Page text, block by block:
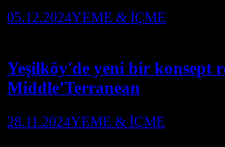
05.12.2024YEME & İÇME
Yeşilköy'de yeni bir konsept
Middle’Terranean
28.11.2024YEME & İÇME